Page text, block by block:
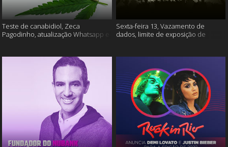
Teste de canabidiol, Zeca
Pagodinho, atualização Whatsapp e
Sexta-feira 13, Vazamento de
dados, limite de exposição de